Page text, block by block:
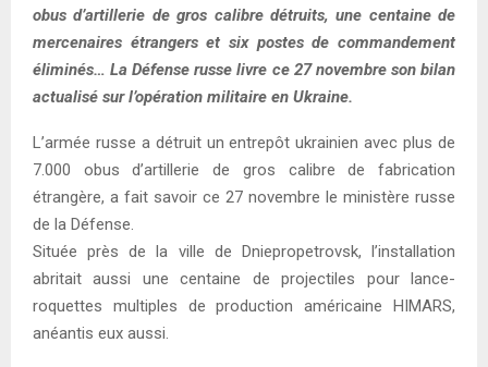
obus d’artillerie de gros calibre détruits, une centaine de
mercenaires étrangers et six postes de commandement
éliminés… La Défense russe livre ce 27 novembre son bilan
actualisé sur l’opération militaire en Ukraine.
L’armée russe a détruit un entrepôt ukrainien avec plus de
7.000 obus d’artillerie de gros calibre de fabrication
étrangère, a fait savoir ce 27 novembre le ministère russe
de la Défense.
Située près de la ville de Dniepropetrovsk, l’installation
abritait aussi une centaine de projectiles pour lance-
roquettes multiples de production américaine HIMARS,
anéantis eux aussi.